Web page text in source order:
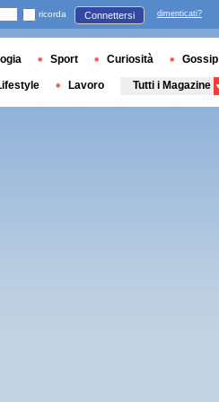
ricorda Connettersi dimenticati?
Sport Curiosità Gossip
Lavoro Tutti i Magazine